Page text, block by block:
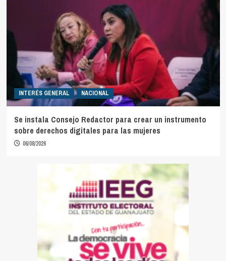
INTERÉS GENERAL NACIONAL
Se instala Consejo Redactor para crear un instrumento
sobre derechos digitales para las mujeres
06/08/2026